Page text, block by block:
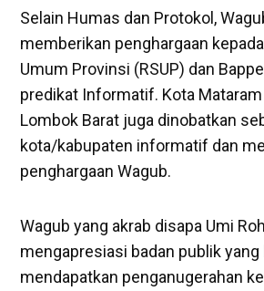
Selain Humas dan Protokol,
memberikan penghargaan
Umum Provinsi (RSUP) dan
predikat Informatif. Kota
Lombok Barat juga dinobatkan
kota/kabupaten informatif dan
penghargaan Wagub.
Wagub yang akrab disapa Umi
mengapresiasi badan publik yang
mendapatkan penganugerahan